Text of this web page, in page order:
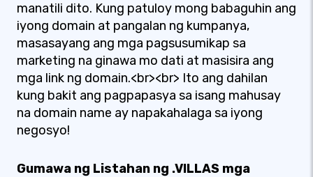
manatili dito. Kung patuloy mong babaguhin ang
iyong domain at pangalan ng kumpanya,
masasayang ang mga pagsusumikap sa
marketing na ginawa mo dati at masisira ang
mga link ng domain.<br><br> Ito ang dahilan
kung bakit ang pagpapasya sa isang mahusay
na domain name ay napakahalaga sa iyong
negosyo!
Gumawa ng Listahan ng .VILLAS mga